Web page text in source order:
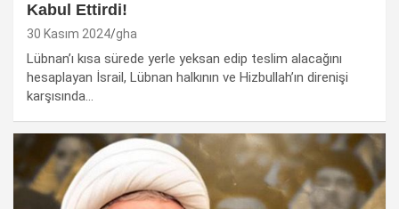
Kabul Ettirdi!
30 Kasım 2024 gha
Lübnan’ı kısa sürede yerle yeksan edip teslim alacağını
hesaplayan İsrail, Lübnan halkının ve Hizbullah’ın direnişi
karşısında…